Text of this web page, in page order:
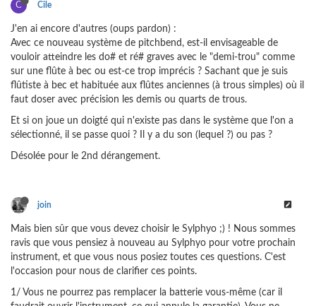
C Cile
J'en ai encore d'autres (oups pardon) :
Avec ce nouveau système de pitchbend, est-il envisageable de
vouloir atteindre les do# et ré# graves avec le "demi-trou" comme
sur une flûte à bec ou est-ce trop imprécis ? Sachant que je suis
flûtiste à bec et habituée aux flûtes anciennes (à trous simples) où il
faut doser avec précision les demis ou quarts de trous.
Et si on joue un doigté qui n'existe pas dans le système que l'on a
sélectionné, il se passe quoi ? Il y a du son (lequel ?) ou pas ?
Désolée pour le 2nd dérangement.
join
Mais bien sûr que vous devez choisir le Sylphyo ;) ! Nous sommes
ravis que vous pensiez à nouveau au Sylphyo pour votre prochain
instrument, et que vous nous posiez toutes ces questions. C'est
l'occasion pour nous de clarifier ces points.
1/ Vous ne pourrez pas remplacer la batterie vous-même (car il